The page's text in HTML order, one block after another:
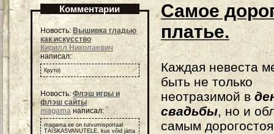
Комментарии
Новость: Вышивка гладью
как искусство
Кирилл Николаевич
написал:
Круто)
Новость: Флэш игры и
флэш сайты
magamaнаписал:
magama.ee on tutvumisportaal
TÄISKASVANUTELE, kus võid jätta
Самое
платье.
Каждая невеста
быть не только
неотразимой в
свадьбы, но и
самым